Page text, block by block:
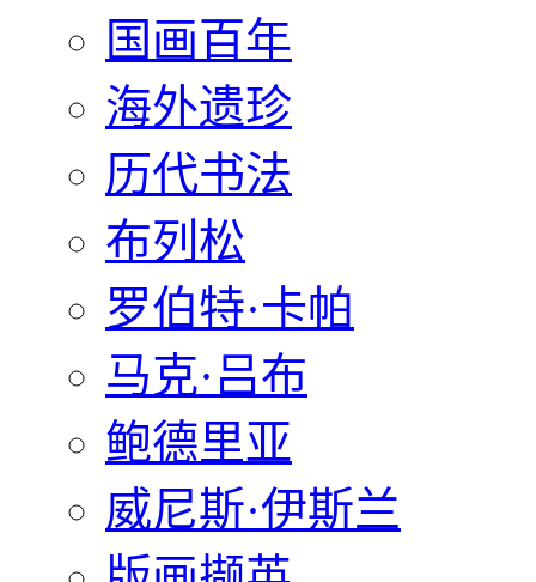
国画百年
海外遗珍
历代书法
布列松
罗伯特·卡帕
马克·吕布
鲍德里亚
威尼斯·伊斯兰